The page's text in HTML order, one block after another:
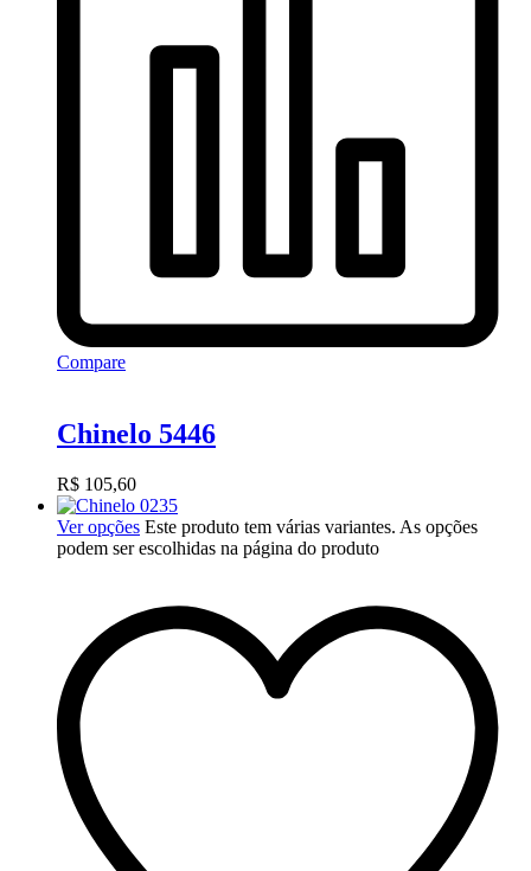
Compare
Chinelo 5446
R$ 105,60
Ver opções Este produto tem várias variantes. As opções
podem ser escolhidas na página do produto